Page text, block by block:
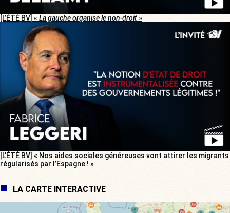
[L’ÉTÉ BV] « La gauche organise le non-droit»
[L’ÉTÉ BV] « Nos aides sociales généreuses vont attirer les migrants
régularisés par l’Espagne ! »
LA CARTE INTERACTIVE